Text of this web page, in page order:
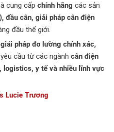
cung cấp chính hãng các sản
đầu cân, giải pháp cân điện
đầu thế giới.
giải pháp đo lường chính xác,
cầu từ các ngành cân điện
logistics, y tế và nhiều lĩnh vực
Lucie Trương